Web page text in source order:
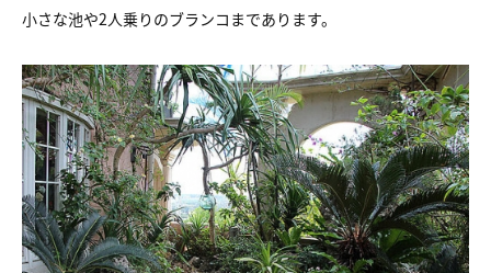
小さな池や2人乗りのブランコまであります。